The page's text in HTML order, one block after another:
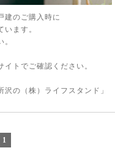
建のご購入時に
ます。
トでご確認ください。
沢の（株）ライフスタンド 」
1